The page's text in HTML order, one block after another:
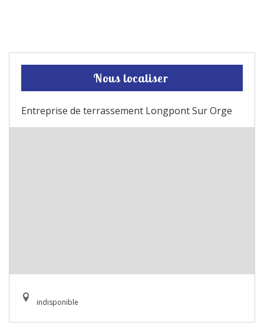
Nous localiser
Entreprise de terrassement Longpont Sur Orge
indisponible